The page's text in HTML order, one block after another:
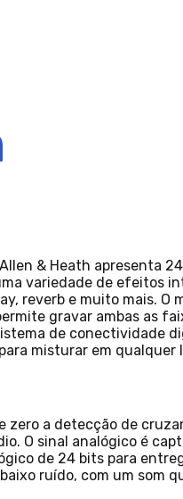
& Heath apresenta
variedade de efeitos
reverb e muito mais. O
gravar ambas as
de conectividade
misturar em
a detecção de
O sinal analógico é
de 24 bits para
ruído, com um som